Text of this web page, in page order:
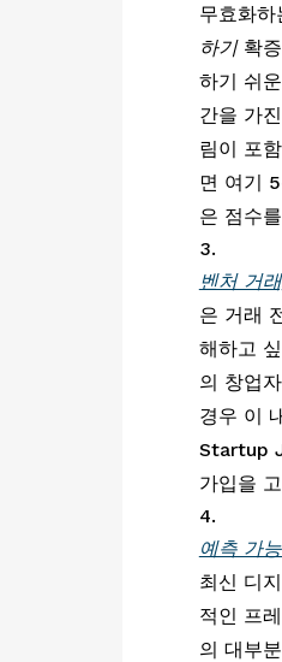
무효화
하기 확
하기 쉬
간을 가
림이 포
면 여기
은 점수
벤처 거
은 거래
해하고
의 창업
경우 이
Startup
가입을
예측 가
최신 디
적인 프
의 대부